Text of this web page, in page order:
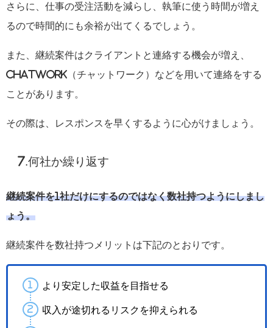
さらに、仕事の受注活動を減らし、執筆に使う時間が増え
るので時間的にも余裕が出てくるでしょう。
また、継続案件はクライアントと連絡する機会が増え、
ChatWork（チャットワーク）などを用いて連絡をする
ことがあります。
その際は、レスポンスを早くするように心がけましょう。
7.何社か繰り返す
継続案件を1社だけにするのではなく数社持つようにしまし
ょう。
継続案件を数社持つメリットは下記のとおりです。
より安定した収益を目指せる
収入が途切れるリスクを抑えられる